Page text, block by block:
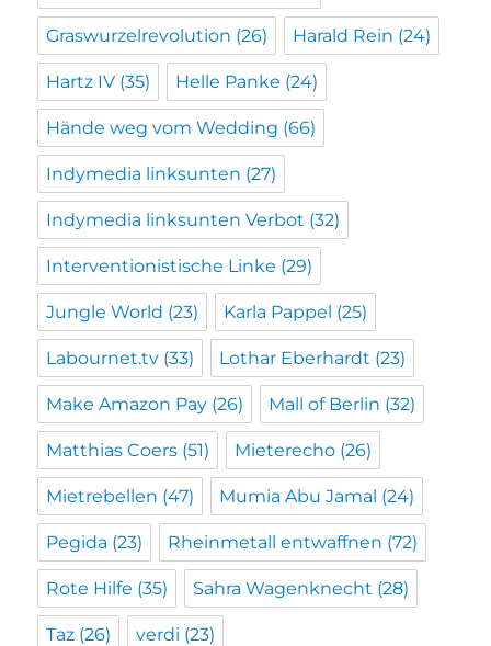
Graswurzelrevolution (26) Harald Rein (24)
Hartz IV (35) Helle Panke (24)
Hände weg vom Wedding (66)
Indymedia linksunten (27)
Indymedia linksunten Verbot (32)
Interventionistische Linke (29)
Jungle World (23) Karla Pappel (25)
Labournet.tv (33) Lothar Eberhardt (23)
Make Amazon Pay (26) Mall of Berlin (32)
Matthias Coers (51) Mieterecho (26)
Mietrebellen (47) Mumia Abu Jamal (24)
Pegida (23) Rheinmetall entwaffnen (72)
Rote Hilfe (35) Sahra Wagenknecht (28)
Taz (26) verdi (23)